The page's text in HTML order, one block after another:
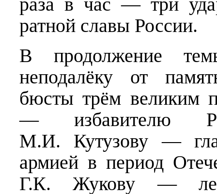
ратной славы России.
В продолжение
неподалёку от
бюсты трём великим
— избавителю
М.И. Кутузову —
армией в период
Г.К. Жукову —